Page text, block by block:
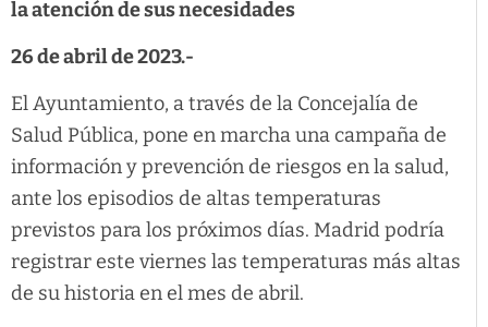
la atención de sus necesidades
26 de abril de 2023.-
El Ayuntamiento, a través de la Concejalía de
Salud Pública, pone en marcha una campaña de
información y prevención de riesgos en la salud,
ante los episodios de altas temperaturas
previstos para los próximos días. Madrid podría
registrar este viernes las temperaturas más altas
de su historia en el mes de abril.